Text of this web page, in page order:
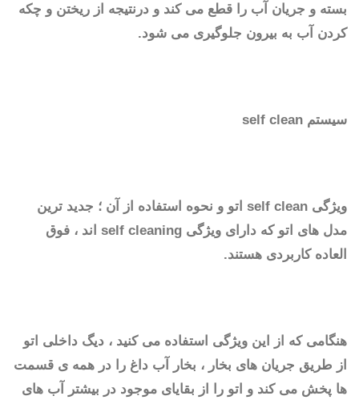
بسته و جریان آب را قطع می کند و درنتیجه از ریختن و چکه
کردن آب به بیرون جلوگیری می شود.
سیستم self clean
ویژگی self clean اتو و نحوه استفاده از آن ؛ جدید ترین
مدل های اتو که دارای ویژگی self cleaning اند ، فوق
العاده کاربردی هستند.
هنگامی که از این ویژگی استفاده می کنید ، دیگ داخلی اتو
از طریق جریان های بخار ، بخار آب داغ را در همه ی قسمت
ها پخش می کند و اتو را از بقایای موجود در بیشتر آب های